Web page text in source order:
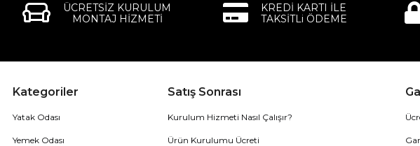
ÜCRETSİZ KURULUM
MONTAJ HİZMETİ
KREDİ KARTI İLE
TAKSİTLi ÖDEME
Kategoriler
Yatak Odası
Yemek Odası
Satış Sonrası
Kurulum Hizmeti Nasıl Çalışır?
Ürün Kurulumu Ücreti